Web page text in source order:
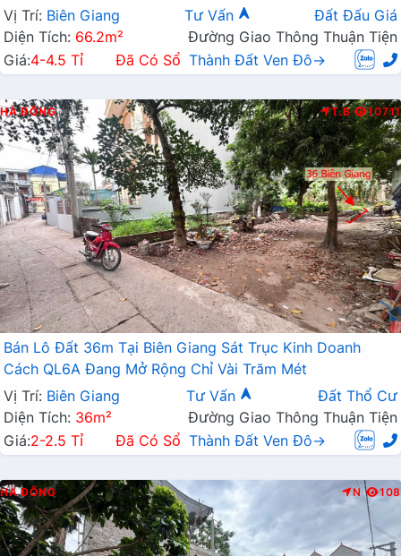
Mở Rộng
Vị Trí: Biên Giang Tư Vấn
Đất Đấu Giá
Diện Tích: 66.2m²
Đường Giao Thông Thuận Tiện
Giá:4-4.5 Tỉ Đã Có Sổ Thành Đất Ven Đô→
HÀ ĐÔNG T.B 10711
Bán Lô Đất 36m Tại Biên Giang Sát Trục Kinh Doanh
Cách QL6A Đang Mở Rộng Chỉ Vài Trăm Mét
Vị Trí: Biên Giang Tư Vấn
Đất Thổ Cư
Diện Tích: 36m²
Đường Giao Thông Thuận Tiện
Giá:2-2.5 Tỉ Đã Có Sổ Thành Đất Ven Đô→
HÀ ĐÔNG N 108